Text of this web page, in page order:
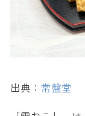
出典： 常盤堂